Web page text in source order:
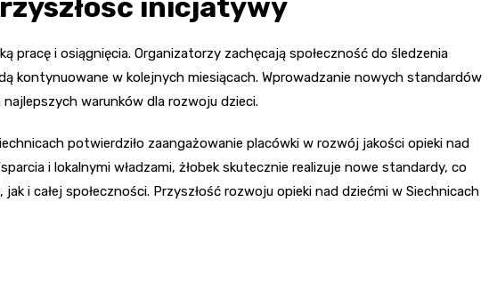
pracę i osiągnięcia. Organizatorzy zachęcają społeczność do śledzenia
kontynuowane w kolejnych miesiącach. Wprowadzanie nowych standardów
warunków dla rozwoju dzieci.
potwierdziło zaangażowanie placówki w rozwój jakości opieki nad
i lokalnymi władzami, żłobek skutecznie realizuje nowe standardy, co
i całej społeczności. Przyszłość rozwoju opieki nad dziećmi w Siechnicach